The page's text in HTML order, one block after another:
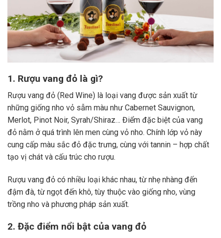
1. Rượu vang đỏ là gì?
Rượu vang đỏ (Red Wine) là loại vang được sản xuất từ
những giống nho vỏ sẫm màu như Cabernet Sauvignon,
Merlot, Pinot Noir, Syrah/Shiraz… Điểm đặc biệt của vang
đỏ nằm ở quá trình lên men cùng vỏ nho. Chính lớp vỏ này
cung cấp màu sắc đỏ đặc trưng, cùng với tannin – hợp chất
tạo vị chát và cấu trúc cho rượu.
Rượu vang đỏ có nhiều loại khác nhau, từ nhẹ nhàng đến
đậm đà, từ ngọt đến khô, tùy thuộc vào giống nho, vùng
trồng nho và phương pháp sản xuất.
2. Đặc điểm nổi bật của vang đỏ